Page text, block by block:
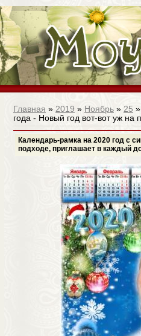
Главная » 2019 » Ноябрь » 25
года - Новый год вот-вот уж на
Календарь-рамка на 2020 год с
подходе, приглашает в каждый